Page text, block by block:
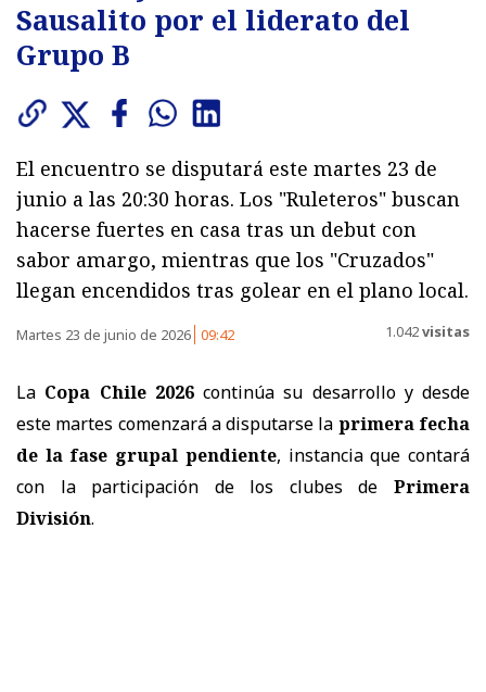
Sausalito por el liderato del
Grupo B
El encuentro se disputará este martes 23 de
junio a las 20:30 horas. Los "Ruleteros" buscan
hacerse fuertes en casa tras un debut con
sabor amargo, mientras que los "Cruzados"
llegan encendidos tras golear en el plano local.
Martes 23 de junio de 2026 09:42 1.042visitas
La Copa Chile 2026continúa su desarrollo y desde
este martes comenzará a disputarse la primera fecha
de la fase grupal pendiente, instancia que contará
con la participación de los clubes de Primera
División.